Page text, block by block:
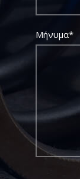
Μήνυμα*